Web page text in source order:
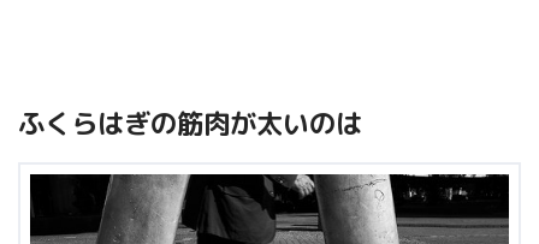
ふくらはぎの筋肉が太いのは